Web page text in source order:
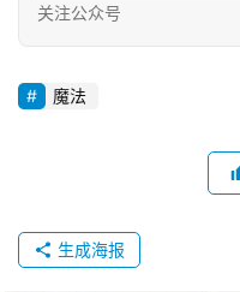
关注公众号
魔法
生成海报